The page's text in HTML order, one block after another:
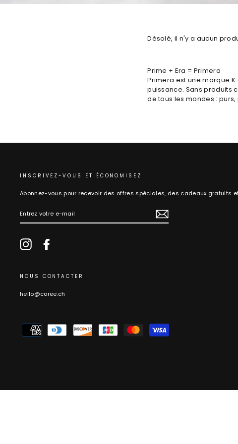
Désolé, il n'y a aucun
Prime + Era = Primera
Primera est une marque
puissance. Sans produits
de tous les mondes :
INSCRIVEZ-VOUS ET ÉCONOMISEZ
Abonnez-vous pour recevoir des offres spéciales, des cadeaux gratuits
VOTRE
MAIL
Instagram
NOUS CONTACTER
hello@coree.ch